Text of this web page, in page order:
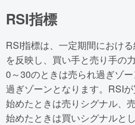
RSI指標
RSI指標は、一定期間におけ
を反映し、買い手と売り手の
0～30のときは売られ過ぎゾ
過ぎゾーンとなります。RSI
始めたときは売りシグナル、
始めたときは買いシグナルと